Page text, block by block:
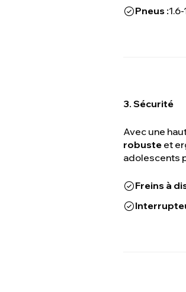
Pneus :
3. Sécurité
Avec une
robuste et
adolescents
Freins à